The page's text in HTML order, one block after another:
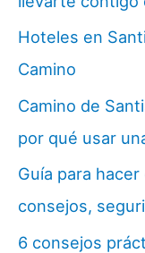
Hoteles en
Camino
Camino de
por qué usar
Guía para
consejos,
6 consejos